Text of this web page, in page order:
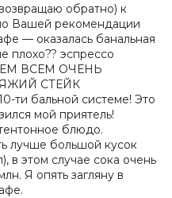
обратно) к
Вашей рекомендации
— оказалась банальная
плохо?? эспрессо
ВСЕМ ОЧЕНЬ
СТЕЙК
бальной системе! Это
мой приятель!
блюдо.
лучше большой кусок
в этом случае сока очень
Я опять загляну в